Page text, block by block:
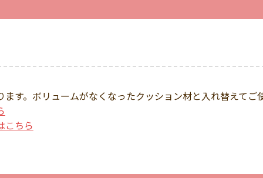
す。ボリュームがなくなったクッション材と入れ替えてご
こちら